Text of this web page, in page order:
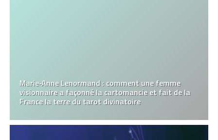
Marie‑Anne Lenormand : comment une femme
visionnaire a façonné la cartomancie et fait de la
France la terre du tarot divinatoire